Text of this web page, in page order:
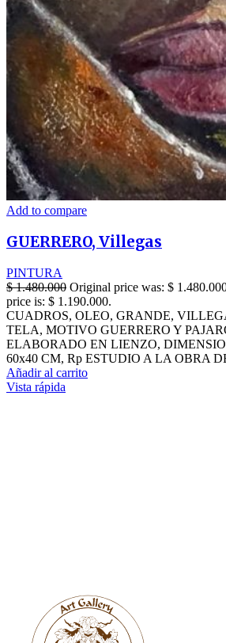
Add to compare
GUERRERO, Villegas
PINTURA
$1.480.000 Original price was: $
price is: $ 1.190.000.
CUADROS, OLEO, GRANDE,
TELA, MOTIVO GUERRERO Y
ELABORADO EN LIENZO,
60x40 CM, Rp ESTUDIO A LA OBRA
Añadir al carrito
Vista rápida